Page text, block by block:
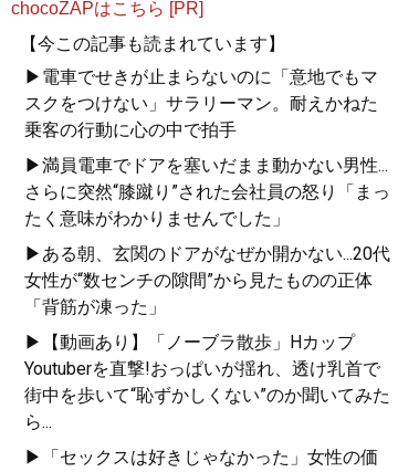
chocoZAPはこちら [PR]
【今この記事も読まれています】
▶電車でせきが止まらないのに「意地でもマ
スクをつけない」サラリーマン。耐えかねた
乗客の行動に心の中で拍手
▶満員電車でドアを塞いだまま動かない男性...
さらに突然“膝蹴り”された会社員の怒り「まっ
たく意味がわかりませんでした」
▶ある朝、玄関のドアがなぜか開かない...20代
女性が“数センチの隙間”から見たものの正体
「背筋が凍った」
▶【動画あり】「ノーブラ散歩」Hカップ
Youtuberを直撃!おっぱいが揺れ、透け乳首で
街中を歩いて“恥ずかしくない”のか聞いてみた
ら...
▶「セックスは好きじゃなかった」女性の価